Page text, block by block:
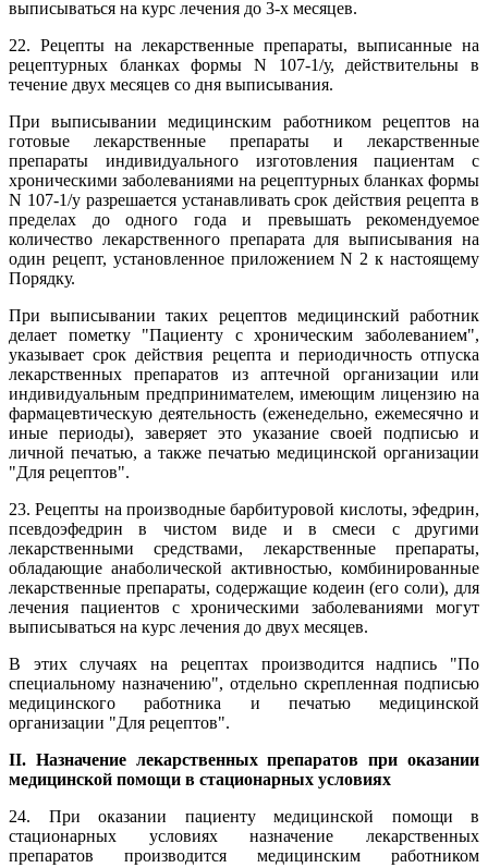
выписываться на курс лечения до 3-х месяцев.
22. Рецепты на лекарственные препараты, выписанные на
рецептурных бланках формы N 107-1/у, действительны в
течение двух месяцев со дня выписывания.
При выписывании медицинским работником рецептов на
готовые лекарственные препараты и лекарственные
препараты индивидуального изготовления пациентам с
хроническими заболеваниями на рецептурных бланках формы
N 107-1/у разрешается устанавливать срок действия рецепта в
пределах до одного года и превышать рекомендуемое
количество лекарственного препарата для выписывания на
один рецепт, установленное приложением N 2 к настоящему
Порядку.
При выписывании таких рецептов медицинский работник
делает пометку "Пациенту с хроническим заболеванием",
указывает срок действия рецепта и периодичность отпуска
лекарственных препаратов из аптечной организации или
индивидуальным предпринимателем, имеющим лицензию на
фармацевтическую деятельность (еженедельно, ежемесячно и
иные периоды), заверяет это указание своей подписью и
личной печатью, а также печатью медицинской организации
"Для рецептов".
23. Рецепты на производные барбитуровой кислоты, эфедрин,
псевдоэфедрин в чистом виде и в смеси с другими
лекарственными средствами, лекарственные препараты,
обладающие анаболической активностью, комбинированные
лекарственные препараты, содержащие кодеин (его соли), для
лечения пациентов с хроническими заболеваниями могут
выписываться на курс лечения до двух месяцев.
В этих случаях на рецептах производится надпись "По
специальному назначению", отдельно скрепленная подписью
медицинского работника и печатью медицинской
организации "Для рецептов".
II. Назначение лекарственных препаратов при оказании
медицинской помощи в стационарных условиях
24. При оказании пациенту медицинской помощи в
стационарных условиях назначение лекарственных
препаратов производится медицинским работником